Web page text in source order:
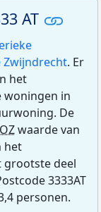
AT
Zwijndrecht. Er
het
woningen in
De
waarde van
het
grootste deel
3333AT
personen.